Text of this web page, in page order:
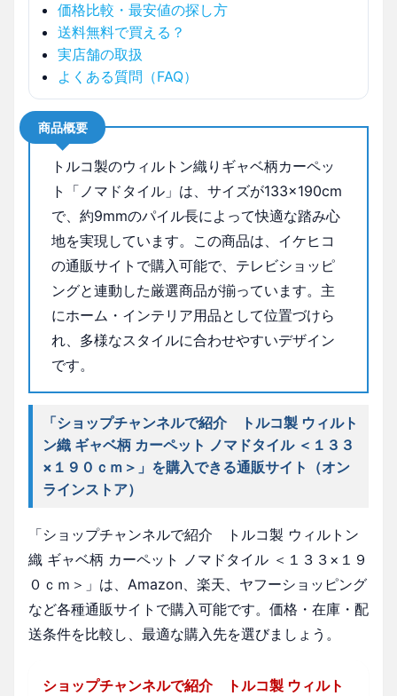
価格比較・最安値の探し方
送料無料で買える？
実店舗の取扱
よくある質問（FAQ）
商品概要
トルコ製のウィルトン織りギャベ柄カーペッ
ト「ノマドタイル」は、サイズが133×190cm
で、約9mmのパイル長によって快適な踏み心
地を実現しています。この商品は、イケヒコ
の通販サイトで購入可能で、テレビショッピ
ングと連動した厳選商品が揃っています。主
にホーム・インテリア用品として位置づけら
れ、多様なスタイルに合わせやすいデザイン
です。
「ショップチャンネルで紹介 トルコ製 ウィルト
ン織 ギャベ柄 カーペット ノマドタイル ＜１３３
×１９０ｃｍ＞」を購入できる通販サイト（オン
ラインストア）
「ショップチャンネルで紹介 トルコ製 ウィルトン
織 ギャベ柄 カーペット ノマドタイル ＜１３３×１９
０ｃｍ＞」は、Amazon、楽天、ヤフーショッピング
など各種通販サイトで購入可能です。価格・在庫・配
送条件を比較し、最適な購入先を選びましょう。
ショップチャンネルで紹介 トルコ製 ウィルト